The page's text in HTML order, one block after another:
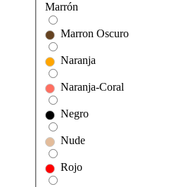
Marrón
Marron Oscuro
Naranja
Naranja-Coral
Negro
Nude
Rojo